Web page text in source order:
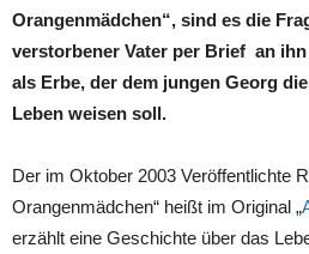
Orangenmädchen“, sind es die
verstorbener Vater per Brief an
als Erbe, der dem jungen Georg
Leben weisen soll.
Der im Oktober 2003 Veröffentlichte
Orangenmädchen“ heißt im Original „
erzählt eine Geschichte über das